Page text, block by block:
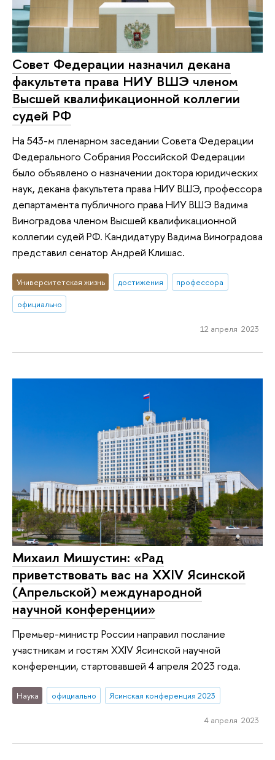
Совет Федерации назначил декана
факультета права НИУ ВШЭ членом
Высшей квалификационной коллегии
судей РФ
На 543-м пленарном заседании Совета Федерации
Федерального Собрания Российской Федерации
было объявлено о назначении доктора юридических
наук, декана факультета права НИУ ВШЭ, профессора
департамента публичного права НИУ ВШЭ Вадима
Виноградова членом Высшей квалификационной
коллегии судей РФ. Кандидатуру Вадима Виноградова
представил сенатор Андрей Клишас.
Университетская жизнь достижения
профессора
официально
12 апреля 2023
Михаил Мишустин: «Рад
приветствовать вас на XXIV Ясинской
(Апрельской) международной
научной конференции»
Премьер-министр России направил послание
участникам и гостям XXIV Ясинской научной
конференции, стартовавшей 4 апреля 2023 года.
Наука официально Ясинская конференция 2023
4 апреля 2023